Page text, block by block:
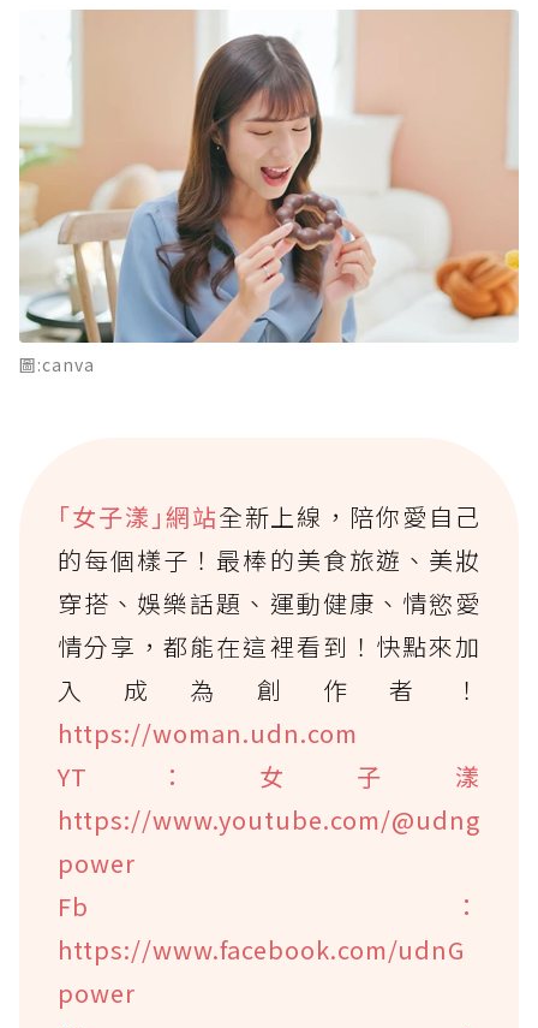
圖:canva
｢女子漾｣網站全新上線，陪你愛自己
的每個樣子！最棒的美食旅遊、美妝
穿搭、娛樂話題、運動健康、情慾愛
情分享，都能在這裡看到！快點來加
入成為創作者！
https://woman.udn.com
YT：女子漾
https://www.youtube.com/@udng
power
Fb：
https://www.facebook.com/udnG
power